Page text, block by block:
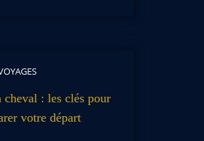
cheval : les clés pour
votre départ